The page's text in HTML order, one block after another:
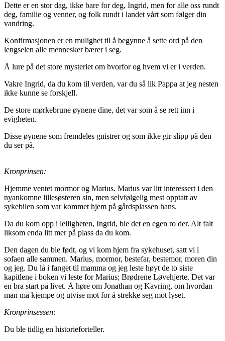
Dette er en stor dag, ikke bare for deg, Ingrid, men for alle oss rundt
deg, familie og venner, og folk rundt i landet vårt som følger din
vandring.
Konfirmasjonen er en mulighet til å begynne å sette ord på den
lengselen alle mennesker bærer i seg.
Å lure på det store mysteriet om hvorfor og hvem vi er i verden.
Vakre Ingrid, da du kom til verden, var du så lik Pappa at jeg nesten
ikke kunne se forskjell.
De store mørkebrune øynene dine, det var som å se rett inn i
evigheten.
Disse øynene som fremdeles gnistrer og som ikke gir slipp på den
du ser på.
Kronprinsen:
Hjemme ventet mormor og Marius. Marius var litt interessert i den
nyankomne lillesøsteren sin, men selvfølgelig mest opptatt av
sykebilen som var kommet hjem på gårdsplassen hans.
Da du kom opp i leiligheten, Ingrid, ble det en egen ro der. Alt falt
liksom enda litt mer på plass da du kom.
Den dagen du ble født, og vi kom hjem fra sykehuset, satt vi i
sofaen alle sammen. Marius, mormor, bestefar, bestemor, moren din
og jeg. Du lå i fanget til mamma og jeg leste høyt de to siste
kapitlene i boken vi leste for Marius; Brødrene Løvehjerte. Det var
en bra start på livet. Å høre om Jonathan og Kavring, om hvordan
man må kjempe og utvise mot for å strekke seg mot lyset.
Kronprinsessen:
Du ble tidlig en historieforteller.